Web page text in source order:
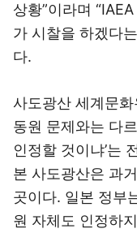
상황”이라며
가 시찰을 하겠다
다.
사도광산 세계문
동원 문제와는 다
인정할 것이냐’는
본 사도광산은 과
곳이다. 일본 정부
원 자체도 인정하